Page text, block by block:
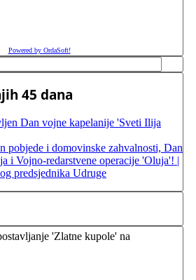
Powered by OrdaSoft!
45 dana
Dan vojne kapelanije 'Sveti Ilija
pobjede i domovinske zahvalnosti, Dan
i Vojno-redarstvene operacije 'Oluja'! |
predsjednika Udruge
'Zlatne kupole' na